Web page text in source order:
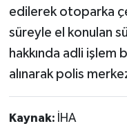
edilerek otoparka
süreyle el konulan
hakkında adli işlem
alınarak polis
Kaynak: İHA